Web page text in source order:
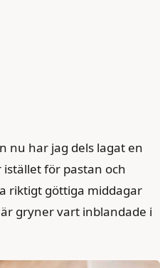
nu har jag dels lagat en
för pastan och
riktigt göttiga middagar
gryner vart inblandade i